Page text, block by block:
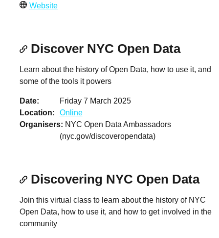
Website
Discover NYC Open Data
Learn about the history of Open Data, how to use it, and
some of the tools it powers
Date
Friday 7 March 2025
Location
Online
Organisers
NYC Open Data Ambassadors
(nyc.gov/discoveropendata)
Discovering NYC Open Data
Join this virtual class to learn about the history of NYC
Open Data, how to use it, and how to get involved in the
community